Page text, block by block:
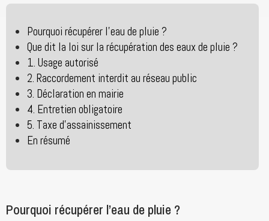
Pourquoi récupérer l’eau de pluie ?
Que dit la loi sur la récupération des eaux de pluie ?
1. Usage autorisé
2. Raccordement interdit au réseau public
3. Déclaration en mairie
4. Entretien obligatoire
5. Taxe d’assainissement
En résumé
Pourquoi récupérer l’eau de pluie ?